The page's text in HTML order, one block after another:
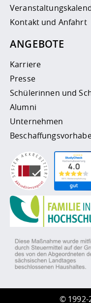
Kontakt und Anfahrt
ANGEBOTE
Karriere
Presse
Schülerinnen und
Alumni
Unternehmen
©